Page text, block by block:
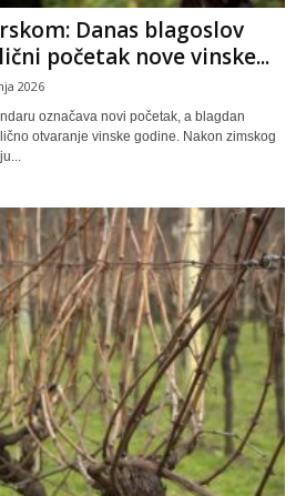
Danas blagoslov
početak nove vinske...
2026
označava novi početak, a blagdan
otvaranje vinske godine. Nakon zimskog